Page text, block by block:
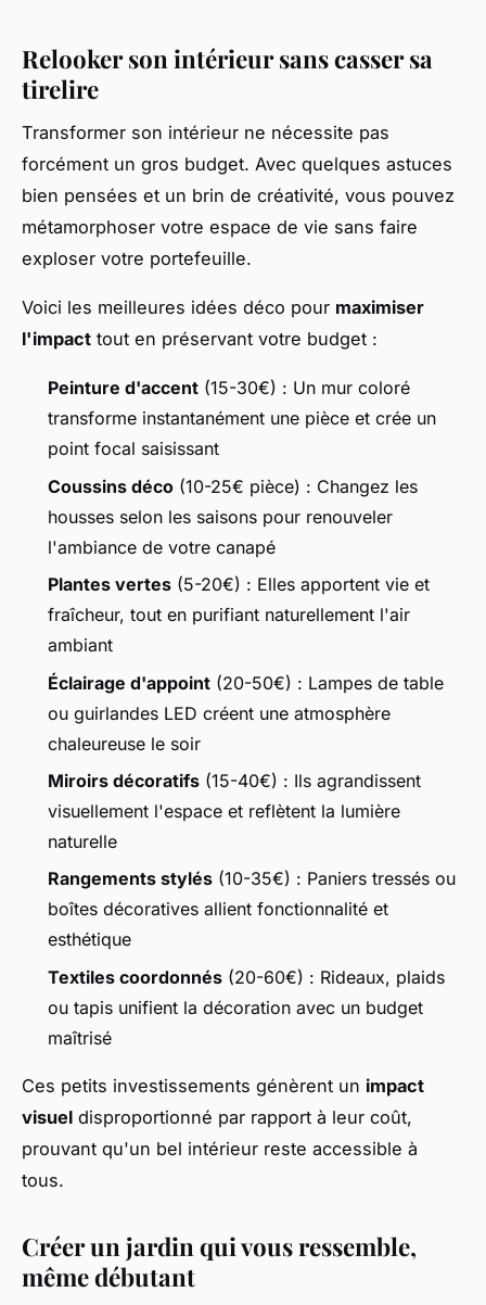
Relooker son intérieur sans casser sa
tirelire
Transformer son intérieur ne nécessite pas
forcément un gros budget. Avec quelques astuces
bien pensées et un brin de créativité, vous pouvez
métamorphoser votre espace de vie sans faire
exploser votre portefeuille.
Voici les meilleures idées déco pour maximiser
l'impact tout en préservant votre budget :
Peinture d'accent (15-30€) : Un mur coloré
transforme instantanément une pièce et crée un
point focal saisissant
Coussins déco (10-25€ pièce) : Changez les
housses selon les saisons pour renouveler
l'ambiance de votre canapé
Plantes vertes (5-20€) : Elles apportent vie et
fraîcheur, tout en purifiant naturellement l'air
ambiant
Éclairage d'appoint (20-50€) : Lampes de table
ou guirlandes LED créent une atmosphère
chaleureuse le soir
Miroirs décoratifs (15-40€) : Ils agrandissent
visuellement l'espace et reflètent la lumière
naturelle
Rangements stylés (10-35€) : Paniers tressés ou
boîtes décoratives allient fonctionnalité et
esthétique
Textiles coordonnés (20-60€) : Rideaux, plaids
ou tapis unifient la décoration avec un budget
maîtrisé
Ces petits investissements génèrent un impact
visuel disproportionné par rapport à leur coût,
prouvant qu'un bel intérieur reste accessible à
tous.
Créer un jardin qui vous ressemble,
même débutant